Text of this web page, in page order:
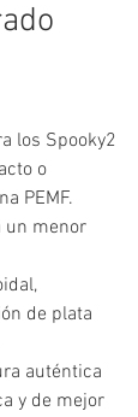
los Spooky2
o
PEMF.
un menor
de plata
auténtica
y de mejor